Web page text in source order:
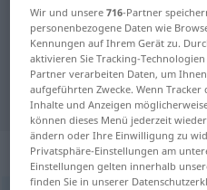
Deutsch-
Übersetzung für
"herb"
„herb“
Wir und unsere716-Partner
personenbezogene Daten wie
Kennungen auf Ihrem Gerät zu.
aktivieren Sie Tracking-
Partner verarbeiten Daten, um
aufgeführten Zwecke. Wenn
Inhalte und Anzeigen
können dieses Menü jederzeit
ändern oder Ihre Einwilligung zu
Privatsphäre-Einstellungen am
Einstellungen gelten innerhalb
finden Sie in unserer